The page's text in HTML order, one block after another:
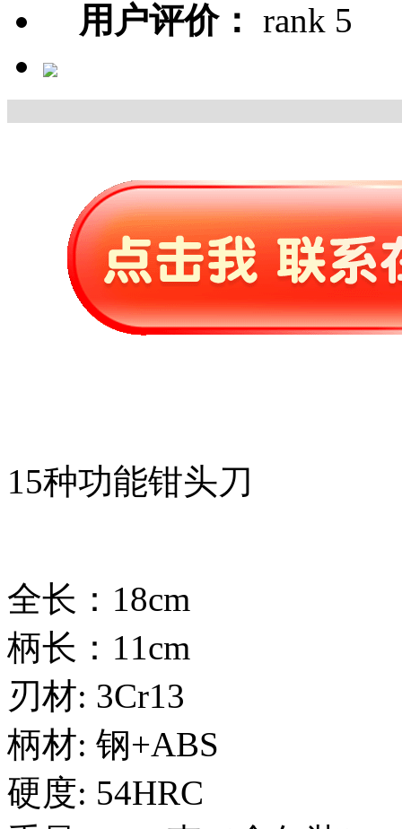
用户评价：
15种功能钳头刀
全长：18cm
柄长：11cm
刃材: 3Cr13
柄材: 钢+ABS
硬度: 54HRC